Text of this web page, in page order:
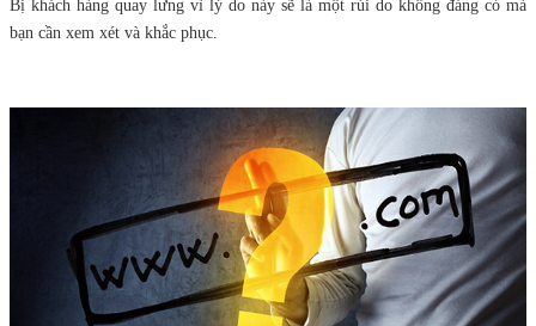
Bị khách hàng quay lưng vì lý do này sẽ là một rủi do không đáng có mà
bạn cần xem xét và khắc phục.